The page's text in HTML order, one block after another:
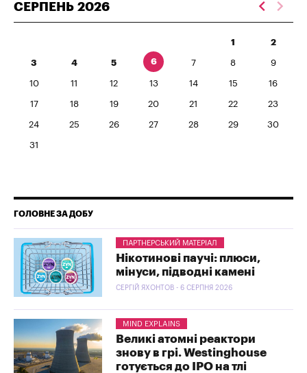
СЕРПЕНЬ 2026
1 2
3 4 5 6 7 8 9
10 11 12 13 14 15 16
17 18 19 20 21 22 23
24 25 26 27 28 29 30
31
ГОЛОВНЕ ЗА ДОБУ
ПАРТНЕРСЬКИЙ МАТЕРІАЛ
Нікотинові паучі: плюси,
мінуси, підводні камені
СЕРГІЙ ЯХОНТОВ - 6 СЕРПНЯ 2026
MIND EXPLAINS
Великі атомні реактори
знову в грі. Westinghouse
готується до IPO на тлі